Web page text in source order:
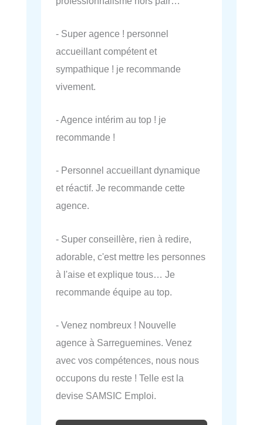
- Super agence ! personnel
accueillant compétent et
sympathique ! je recommande
vivement.
- Agence intérim au top ! je
recommande !
- Personnel accueillant dynamique
et réactif. Je recommande cette
agence.
- Super conseillère, rien à redire,
adorable, c'est mettre les personnes
à l'aise et explique tous… Je
recommande équipe au top.
- Venez nombreux ! Nouvelle
agence à Sarreguemines. Venez
avec vos compétences, nous nous
occupons du reste ! Telle est la
devise SAMSIC Emploi.